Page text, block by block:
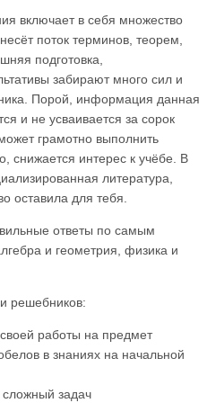
включает в себя множество
поток терминов, теорем,
подготовка,
забирают много сил и
Порой, информация данная
и не усваивается за сорок
грамотно выполнить
снижается интерес к учёбе. В
литература,
оставила для тебя.
ответы по самым
и геометрия, физика и
решебников:
работы на предмет
в знаниях на начальной
задач